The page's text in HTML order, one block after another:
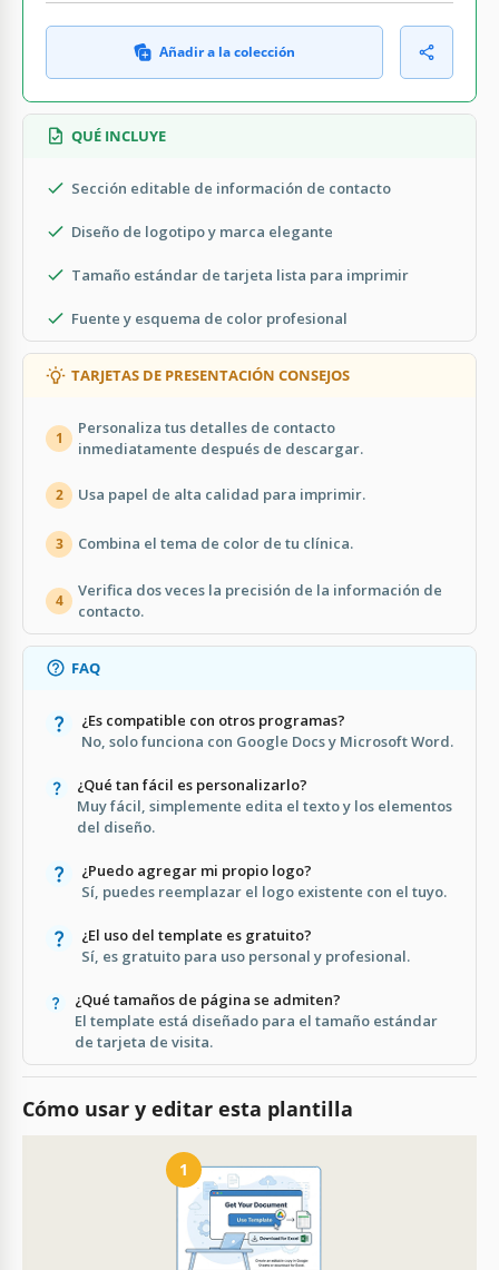
Añadir a la colección
QUÉ INCLUYE
Sección editable de información de contacto
Diseño de logotipo y marca elegante
Tamaño estándar de tarjeta lista para imprimir
Fuente y esquema de color profesional
TARJETAS DE PRESENTACIÓN CONSEJOS
1
Personaliza tus detalles de contacto
inmediatamente después de descargar.
2 Usa papel de alta calidad para imprimir.
3 Combina el tema de color de tu clínica.
4
Verifica dos veces la precisión de la información de
contacto.
FAQ
¿Es compatible con otros programas?
No, solo funciona con Google Docs y Microsoft Word.
¿Qué tan fácil es personalizarlo?
Muy fácil, simplemente edita el texto y los elementos
del diseño.
¿Puedo agregar mi propio logo?
Sí, puedes reemplazar el logo existente con el tuyo.
¿El uso del template es gratuito?
Sí, es gratuito para uso personal y profesional.
¿Qué tamaños de página se admiten?
El template está diseñado para el tamaño estándar
de tarjeta de visita.
Cómo usar y editar esta plantilla
1